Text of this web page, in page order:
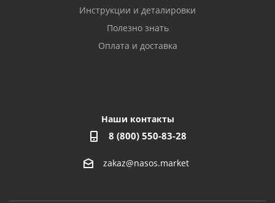
Инструкции и деталировки
Полезно знать
Оплата и доставка
Наши контакты
8 (800) 550-83-28
zakaz@nasos.market